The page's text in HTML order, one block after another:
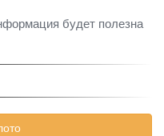
будет полезна